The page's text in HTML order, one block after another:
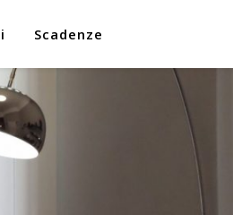
Scadenze